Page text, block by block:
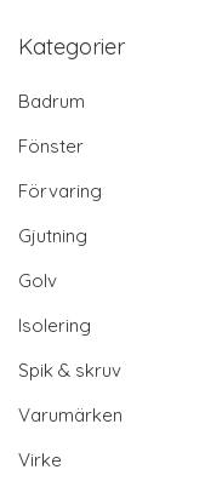
Kategorier
Badrum
Fönster
Förvaring
Gjutning
Golv
Isolering
Spik & skruv
Varumärken
Virke